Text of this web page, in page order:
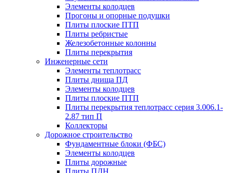
Элементы колодцев
Прогоны и опорные подушки
Плиты плоские ПТП
Плиты ребристые
Железобетонные колонны
Плиты перекрытия
Инженерные сети
Элементы теплотрасс
Плиты днища ПД
Элементы колодцев
Плиты плоские ПТП
Плиты перекрытия теплотрасс серия 3.006.1-
2.87 тип П
Коллекторы
Дорожное строительство
Фундаментные блоки (ФБС)
Элементы колодцев
Плиты дорожные
Плиты ПДН